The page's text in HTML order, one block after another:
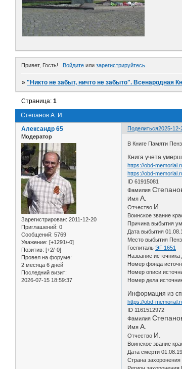
Привет, Гость! Войдитеили зарегистрируйтесь.
»"Никто не забыт, ничто не забыто". Всенародная
Степанов А. И.
Страница:1
Поделиться2025-12-
Александр 65
Модератор
Зарегистрирован: 2011-12-20
Приглашений: 0
Сообщений: 5769
Уважение: [+1291/-0]
Позитив: [+2/-0]
Провел на форуме:
2 месяца 6 дней
Последний визит:
2026-07-15 18:59:37
В Книге Памяти
Книга учета
https://obd-
https://obd-
ID 61915081
Фамилия
ИмяА.
Отчество И.
Воинское звание
Причина выбытия
Дата выбытия
Место выбытия
ГоспитальЭГ 1651
Название
Номер фонда
Номер описи
Номер дела
Информация из
https://obd-
ID 1161512972
Фамилия
ИмяА.
Отчество И.
Воинское звание
Дата смерти
Страна